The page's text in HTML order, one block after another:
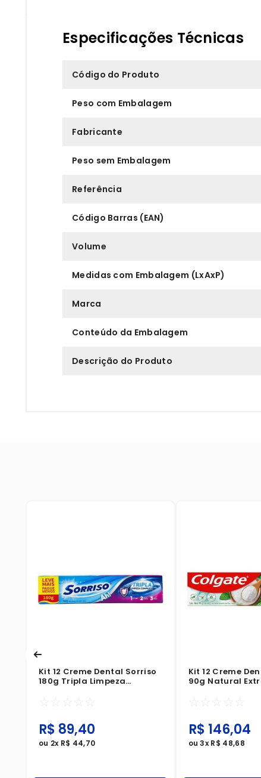
Especificações Técnicas
Código do Produto
Peso com Embalagem
Fabricante
Peso sem Embalagem
Referência
Código Barras (EAN)
Volume
Medidas com Embalagem (LxAxP)
Marca
Conteúdo da Embalagem
Descrição do Produto
Kit 12 Creme Dental Sorriso
180g Tripla Limpeza
☆ ☆ ☆ ☆ ☆
R$ 89,40
ou 2x R$ 44,70
Kit 12 Creme
90g Natural
☆ ☆ ☆ ☆ ☆
R$ 146,04
ou3xR$ 48,68